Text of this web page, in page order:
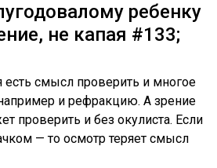
ребенку
не капая #133;
есть смысл проверить и многое
и рефракцию. А зрение
проверить и без окулиста. Если
— то осмотр теряет смысл